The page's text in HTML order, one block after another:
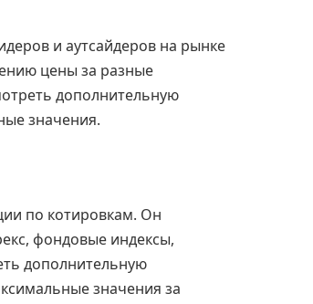
и аутсайдеров на рынке
цены за разные
дополнительную
значения.
по котировкам. Он
фондовые индексы,
дополнительную
значения за